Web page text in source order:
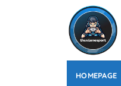
HOMEPAGE